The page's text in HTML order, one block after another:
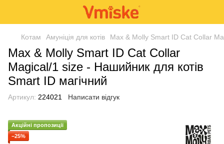
Котам Амуніція для котів Max & Molly Smart ID Cat Collar
Max & Molly Smart ID Cat Collar
Magical/1 size - Нашийник для котів
Smart ID магічний
Артикул: 224021 Написати відгук
Акційні пропозиції
−25%